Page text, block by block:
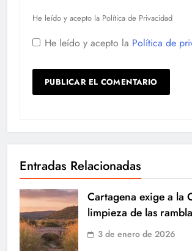
He leído y acepto la Política de Privacidad
He leído y acepto la Política de
Entradas Relacionadas
Cartagena exige a la
limpieza de las
3 de enero de 2026